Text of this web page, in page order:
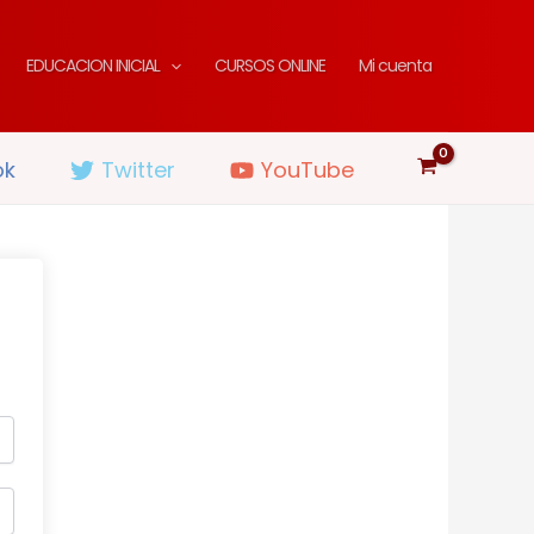
EDUCACION INICIAL CURSOS ONLINE Mi cuenta
Twitter YouTube